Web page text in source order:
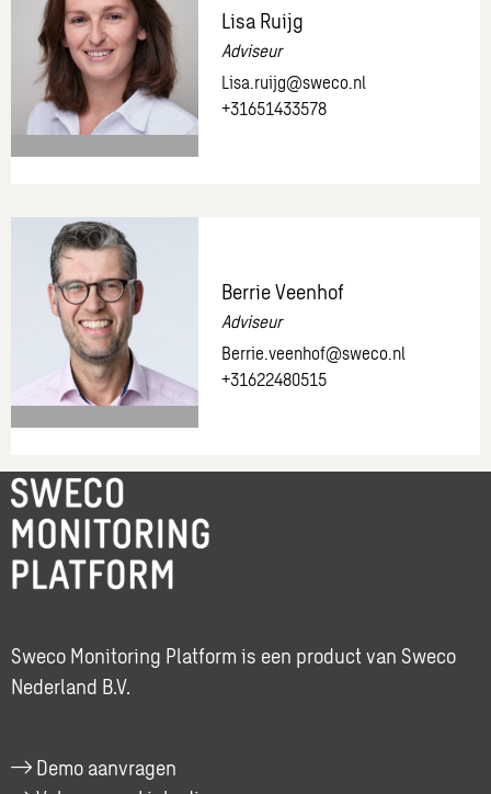
Sweco
Monitoring
Platform?
Neem
vrijblijvend
contact
informatie
Lisa Ruijg
Adviseur
Lisa.ruijg@sweco.nl
+31651433578
Meer
informatie
over:
Berrie
Veenhof
Berrie Veenhof
Adviseur
Berrie.veenhof@sweco.nl
+31622480515
Sweco Monitoring Platform is een product van Sweco
Nederland B.V.
Demo aanvragen